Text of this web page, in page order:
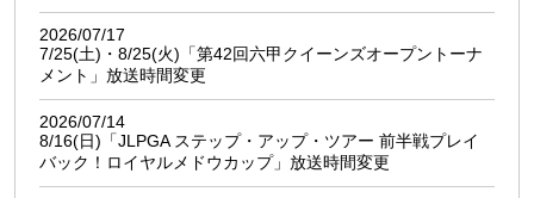
2026/07/17
7/25(土)・8/25(火)「第42回六甲クイーンズオープントーナ
メント」放送時間変更
2026/07/14
8/16(日)「JLPGA ステップ・アップ・ツアー 前半戦プレイ
バック！ロイヤルメドウカップ」放送時間変更